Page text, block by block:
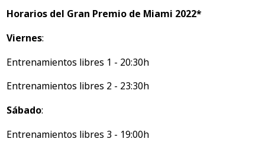
Horarios del Gran Premio de Miami 2022*
Viernes:
Entrenamientos libres 1 - 20:30h
Entrenamientos libres 2 - 23:30h
Sábado:
Entrenamientos libres 3 - 19:00h